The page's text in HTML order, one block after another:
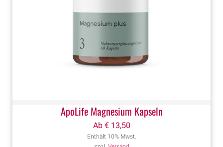
ApoLife Magnesium Kapseln
Ab €13,50
Enthält 10% Mwst.